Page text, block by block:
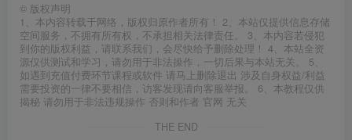
© 版权声明
1、本内容转载于网络，版权归原作者所有！ 2、本站仅提供信息存储
空间服务，不拥有所有权，不承担相关法律责任。 3、本内容若侵犯
到你的版权利益，请联系我们，会尽快给予删除处理！ 4、本站全资
源仅供测试和学习，请勿用于非法操作，一切后果与本站无关。 5、
如遇到充值付费环节课程或软件 请马上删除退出 涉及自身权益/利益
需要投资的一律不要相信，访客发现请向客服举报。 6、本教程仅供
揭秘 请勿用于非法违规操作 否则和作者 官网 无关
THE END